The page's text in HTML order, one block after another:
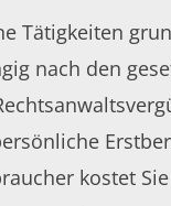
Tätigkeiten
nach den
kostet